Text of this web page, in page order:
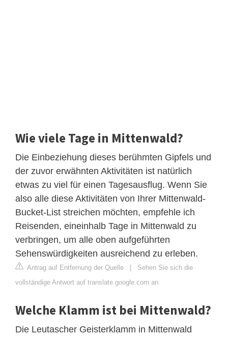
Wie viele Tage in Mittenwald?
Die Einbeziehung dieses berühmten Gipfels und
der zuvor erwähnten Aktivitäten ist natürlich
etwas zu viel für einen Tagesausflug. Wenn Sie
also alle diese Aktivitäten von Ihrer Mittenwald-
Bucket-List streichen möchten, empfehle ich
Reisenden, eineinhalb Tage in Mittenwald zu
verbringen, um alle oben aufgeführten
Sehenswürdigkeiten ausreichend zu erleben.
Antrag auf Entfernung der Quelle | Sehen Sie sich die
vollständige Antwort auf translate.google.com an
Welche Klamm ist bei Mittenwald?
Die Leutascher Geisterklamm in Mittenwald